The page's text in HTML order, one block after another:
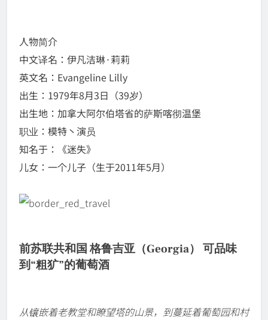
人物简介
中文译名：伊凡洁琳·莉莉
英文名：Evangeline Lilly
出生：1979年8月3日（39岁）
出生地：加拿大阿尔伯塔省的萨斯喀彻温堡
职业：模特丶演员
知名于：《迷失》
儿女：一个儿子（生于2011年5月）
前苏联共和国 格鲁吉亚（Georgia） 可品味
到“粗犷”的葡萄酒
从镶嵌着老教堂和瞭望塔的山景，到蔓延着葡萄园和村